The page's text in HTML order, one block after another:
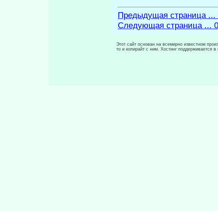
Предыдущая страница ...
Следующая страница ... 0
Этот сайт основан на всемирно известном
то и копирайт с ним. Хостинг поддерживается